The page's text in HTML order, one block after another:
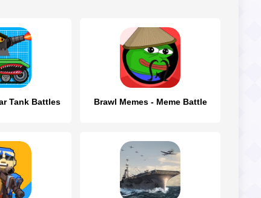
Tank Battles Brawl Memes - Meme Battle